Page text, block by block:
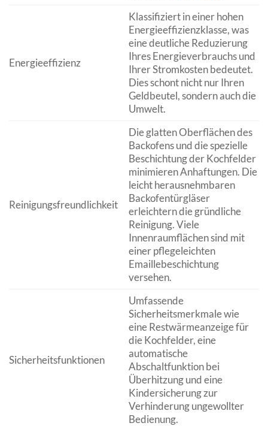
Energieeffizienz
Klassifiziert in einer hohen
Energieeffizienzklasse, was
eine deutliche Reduzierung
Ihres Energieverbrauchs und
Ihrer Stromkosten bedeutet.
Dies schont nicht nur Ihren
Geldbeutel, sondern auch die
Umwelt.
Reinigungsfreundlichkeit
Die glatten Oberflächen des
Backofens und die spezielle
Beschichtung der Kochfelder
minimieren Anhaftungen. Die
leicht herausnehmbaren
Backofentürgläser
erleichtern die gründliche
Reinigung. Viele
Innenraumflächen sind mit
einer pflegeleichten
Emaillebeschichtung
versehen.
Sicherheitsfunktionen
Umfassende
Sicherheitsmerkmale wie
eine Restwärmeanzeige für
die Kochfelder, eine
automatische
Abschaltfunktion bei
Überhitzung und eine
Kindersicherung zur
Verhinderung ungewollter
Bedienung.